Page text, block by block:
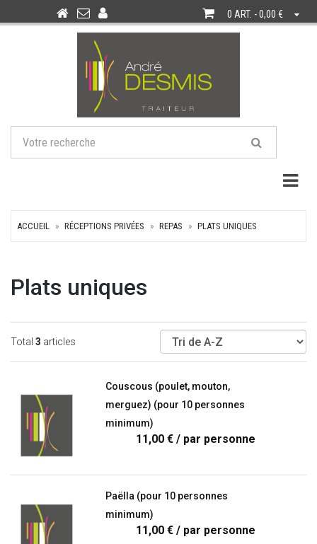
0 ART. - 0,00 €
ACCUEIL RÉCEPTIONS PRIVÉES REPAS PLATS UNIQUES
Plats uniques
Total 3 articles
Couscous (poulet, mouton,
merguez) (pour 10 personnes
minimum)
11,00 €/ par personne
Paëlla (pour 10 personnes
minimum)
11,00 €/ par personne